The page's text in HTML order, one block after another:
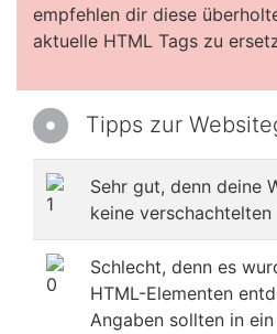
empfehlen dir diese
aktuelle HTML Tags zu
Tipps zur
Sehr gut, denn deine
keine verschachtelten
Schlecht, denn es
HTML-Elementen
Angaben sollten in